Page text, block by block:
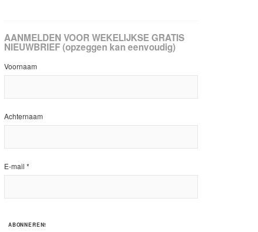
AANMELDEN VOOR WEKELIJKSE GRATIS
NIEUWBRIEF (opzeggen kan eenvoudig)
Voornaam
Achternaam
E-mail *